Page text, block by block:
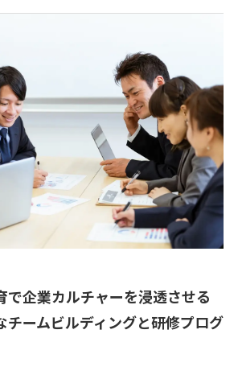
で企業カルチャーを浸透させる
チームビルディングと研修プログ